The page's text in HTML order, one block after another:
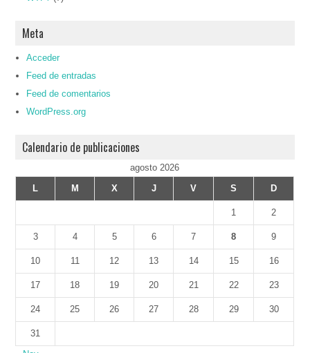
Meta
Acceder
Feed de entradas
Feed de comentarios
WordPress.org
Calendario de publicaciones
agosto 2026
L
M X J V S D
1 2
3 4 5 6 7 8 9
10 11 12 13 14 15 16
17 18 19 20 21 22 23
24 25 26 27 28 29 30
31